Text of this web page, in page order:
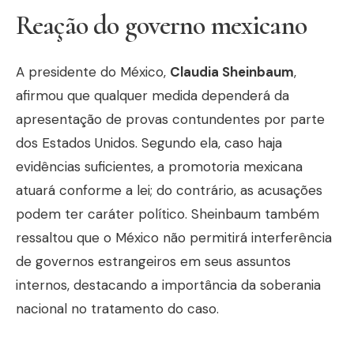
Reação do governo mexicano
A presidente do México, Claudia Sheinbaum,
afirmou que qualquer medida dependerá da
apresentação de provas contundentes por parte
dos Estados Unidos. Segundo ela, caso haja
evidências suficientes, a promotoria mexicana
atuará conforme a lei; do contrário, as acusações
podem ter caráter político. Sheinbaum também
ressaltou que o México não permitirá interferência
de governos estrangeiros em seus assuntos
internos, destacando a importância da soberania
nacional no tratamento do caso.